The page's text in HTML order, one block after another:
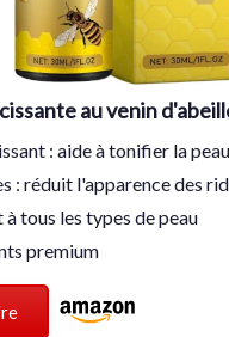
au venin
: aide à tonifier la peau
: réduit l'apparence des
tous les types de peau
premium